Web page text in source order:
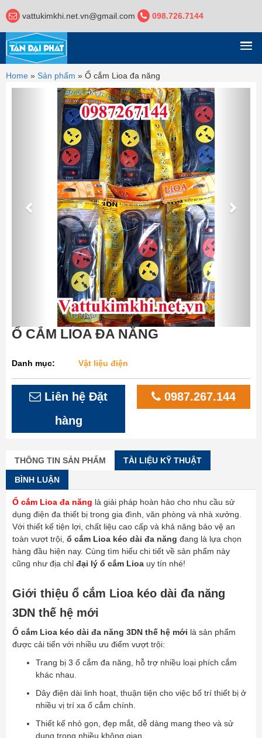
vattukimkhi.net.vn@gmail.com 098.726.7144
DANH MỤC
Home » Sản phẩm » Ổ cắm Lioa đa năng
Previous
Ổ CẮM LIOA ĐA NĂNG
Danh mục: Vật liệu điện
Liên hệ Đặt
hàng
0987.267.144
THÔNG TIN SẢN PHẨM TÀI LIỆU KỸ THUẬT
BÌNH LUẬN
Ổ cắm Lioa đa năng là giải pháp hoàn hảo cho nhu cầu sử
dụng điện đa thiết bị trong gia đình, văn phòng và nhà xưởng.
Với thiết kế tiện lợi, chất liệu cao cấp và khả năng bảo vệ an
toàn vượt trội, ổ cắm Lioa kéo dài đa năng đang là lựa chọn
hàng đầu hiện nay. Cùng tìm hiểu chi tiết về sản phẩm này
cũng như địa chỉ đại lý ổ cắm Lioa uy tín nhé!
Giới thiệu ổ cắm Lioa kéo dài đa năng
3DN thế hệ mới
Ổ cắm Lioa kéo dài đa năng 3DN thế hệ mới là sản phẩm
được cải tiến với nhiều ưu điểm vượt trội:
Trang bị 3 ổ cắm đa năng, hỗ trợ nhiều loại phích cắm
khác nhau.
Dây điện dài linh hoạt, thuận tiện cho việc bố trí thiết bị ở
nhiều vị trí xa ổ cắm chính.
Thiết kế nhỏ gọn, đẹp mắt, dễ dàng mang theo và sử
dụng trong nhiều không gian.